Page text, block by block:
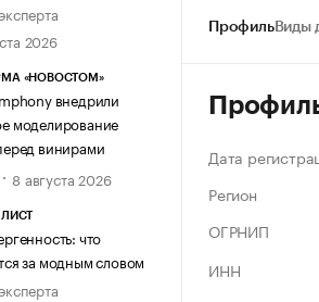
2026
«НОВОСТОМ»
внедрили
моделирование
винирами
8 августа 2026
что
за модным словом
ПрофильВиды
Дата
Регион
ОГРНИП
ИНН